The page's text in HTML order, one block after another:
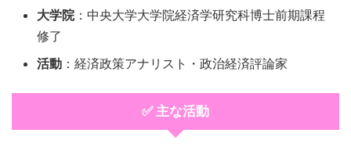
大学院：中央大学大学院経済学研究科博士前期課程
修了
活動 ：経済政策アナリスト・政治経済評論家
✅ 主な活動